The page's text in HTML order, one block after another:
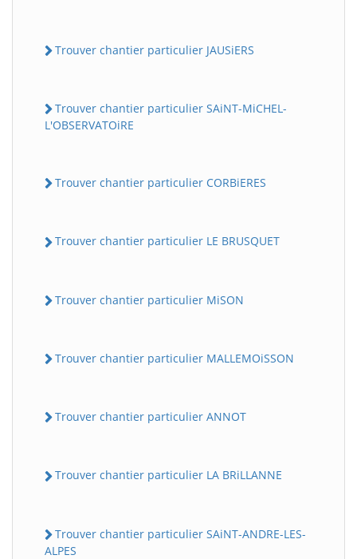
Trouver chantier particulier JAUSiERS
Trouver chantier particulier SAiNT-MiCHEL-
L'OBSERVATOiRE
Trouver chantier particulier CORBiERES
Trouver chantier particulier LE BRUSQUET
Trouver chantier particulier MiSON
Trouver chantier particulier MALLEMOiSSON
Trouver chantier particulier ANNOT
Trouver chantier particulier LA BRiLLANNE
Trouver chantier particulier SAiNT-ANDRE-LES-
ALPES